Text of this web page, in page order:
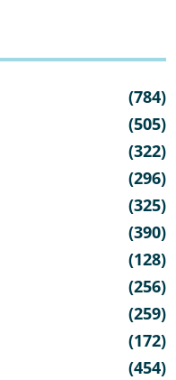
(784)
(505)
(322)
(296)
(325)
(390)
(128)
(256)
(259)
(172)
(454)